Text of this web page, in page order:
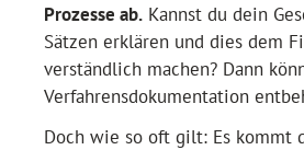
Prozesse ab. Kannst du dein
Sätzen erklären und dies dem
verständlich machen? Dann
Verfahrensdokumentation
Doch wie so oft gilt: Es kommt